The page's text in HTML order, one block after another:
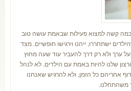
כמה קשה למצוא פעילות שבאמת עושה טוב
ישתחררו, ייהנו וירגישו חופשיים. מצד
ערך ולא רק דרך להעביר עוד שעה מחוץ
שלנו להיות באמת עם הילדים. לא לנהל
אחריהם כל הזמן, ולא להרגיש שאנחנו
משהתחלנו.